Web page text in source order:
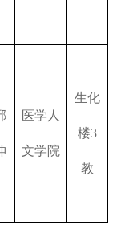
医学人
文学院
生化
楼3
教